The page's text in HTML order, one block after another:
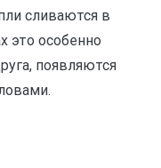
сливаются в
это особенно
появляются